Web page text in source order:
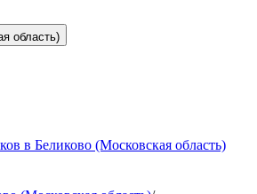
область)
в Беликово (Московская область)